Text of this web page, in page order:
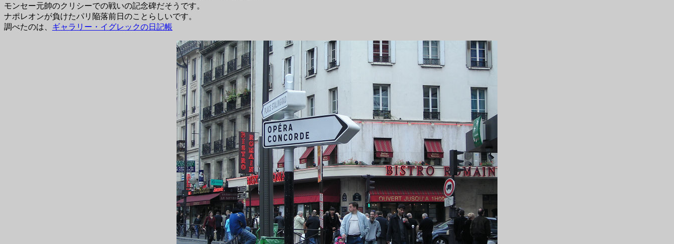
モンセー元帥のクリシーでの戦いの記念碑だそうです。
ナポレオンが負けたパリ陥落前日のことらしいです。
調べたのは、 ギャラリー・イグレックの日記帳